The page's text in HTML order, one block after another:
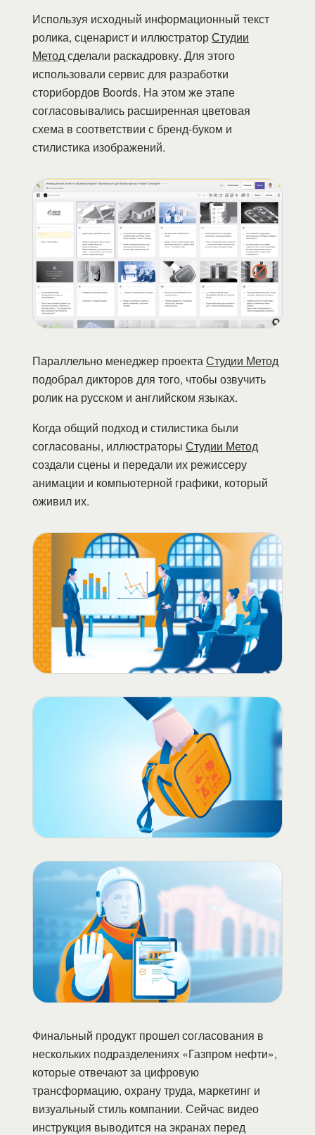
Используя исходный информационный текст
ролика, сценарист и иллюстраторСтудии
Метод сделали раскадровку. Для этого
использовали сервис для разработки
сторибордов Boords. На этом же этапе
согласовывались расширенная цветовая
схема в соответствии с бренд-буком и
стилистика изображений.
Параллельно менеджер проекта Студии Метод
подобрал дикторов для того, чтобы озвучить
ролик на русском и английском языках.
Когда общий подход и стилистика были
согласованы, иллюстраторы Студии Метод
создали сцены и передали их режиссеру
анимации и компьютерной графики, который
оживил их.
Финальный продукт прошел согласования в
нескольких подразделениях «Газпром нефти»,
которые отвечают за цифровую
трансформацию, охрану труда, маркетинг и
визуальный стиль компании. Сейчас видео
инструкция выводится на экранах перед